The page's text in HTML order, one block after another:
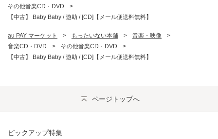
その他音楽CD・DVD
>
【中古】 Baby Baby / 遊助 / [CD]【メール便送料無料】
au PAY マーケット > もったいない本舗 > 音楽・映像
>
音楽CD・DVD
> その他音楽CD・DVD
>
【中古】 Baby Baby / 遊助 / [CD]【メール便送料無料】
ページトップへ
ピックアップ特集